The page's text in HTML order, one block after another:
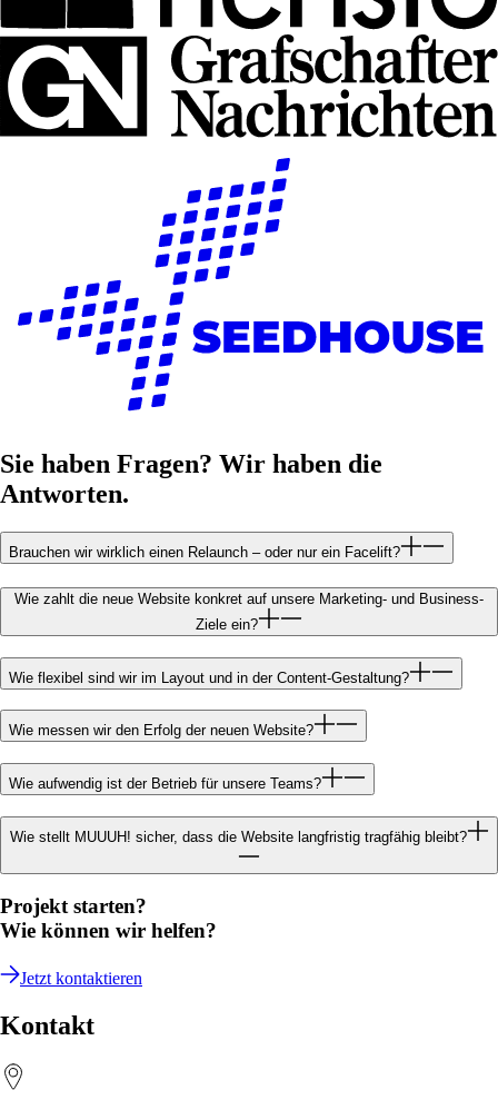
Sie haben Fragen? Wir haben die
Antworten.
Brauchen wir wirklich einen Relaunch – oder nur ein Facelift?
Wie zahlt die neue Website konkret auf unsere Marketing- und Business-
Ziele ein?
Wie flexibel sind wir im Layout und in der Content-Gestaltung?
Wie messen wir den Erfolg der neuen Website?
Wie aufwendig ist der Betrieb für unsere Teams?
Wie stellt MUUUH! sicher, dass die Website langfristig tragfähig bleibt?
Projekt starten?
Wie können wir helfen?
Jetzt kontaktieren
Kontakt